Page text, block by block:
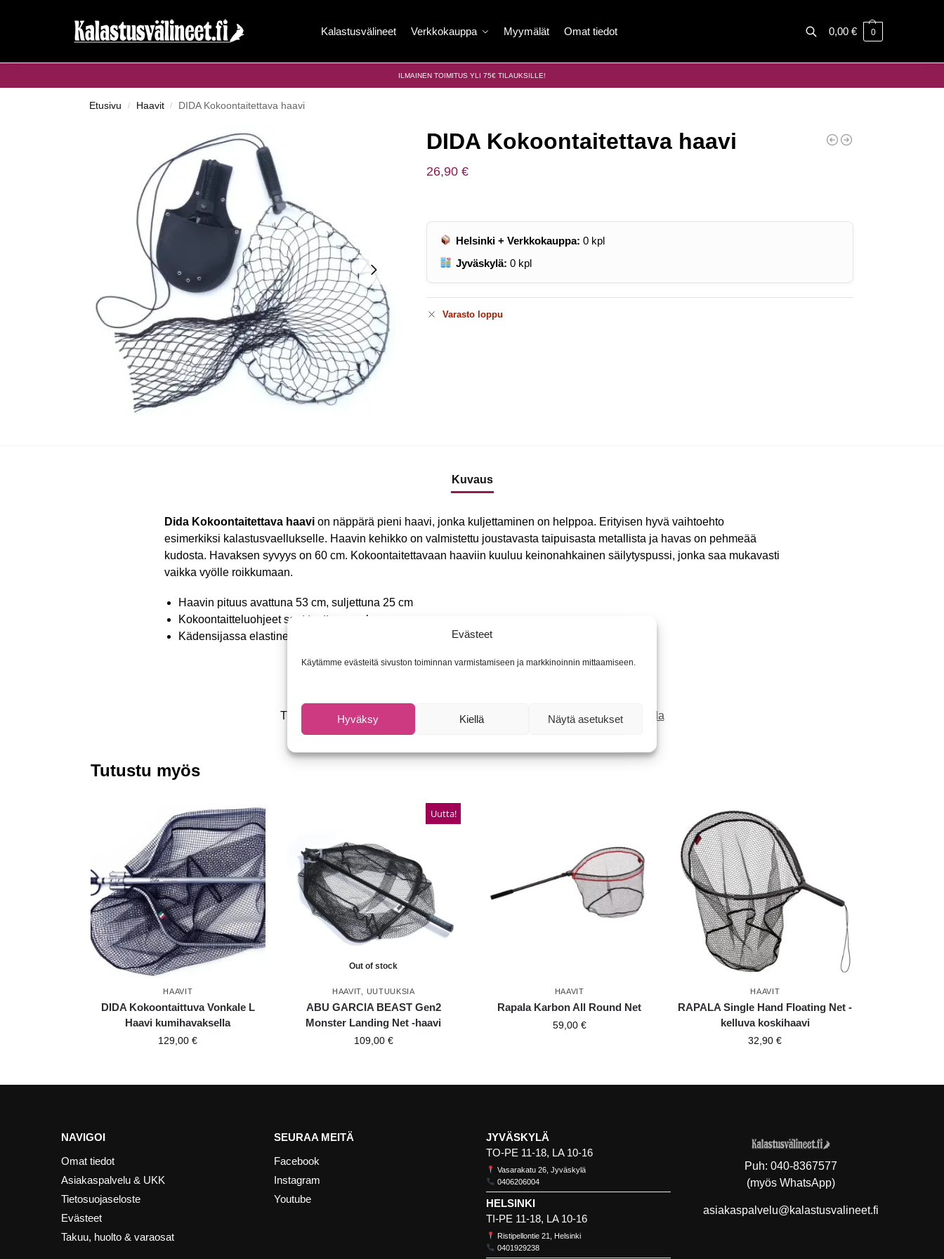
Evästeet
Käytämme evästeitä sivuston toiminnan varmistamiseen ja markkinoinnin mittaamiseen.
Hyväksy Kiellä Näytä asetukset
Kalastusvälineet Verkkokauppa Myymälät Omat tiedot 0,00 € 0
ILMAINEN TOIMITUS YLI 75€ TILAUKSILLE!
Etusivu / Haavit / DIDA Kokoontaitettava haavi
DIDA Kokoontaitettava haavi
26,90 €
Helsinki + Verkkokauppa: 0 kpl
Jyväskylä: 0 kpl
Varasto loppu
Kuvaus
Dida Kokoontaitettava haavion näppärä pieni haavi, jonka kuljettaminen on helppoa. Erityisen hyvä vaihtoehto
esimerkiksi kalastusvaellukselle. Haavin kehikko on valmistettu joustavasta taipuisasta metallista ja havas on pehmeää
kudosta. Havaksen syvyys on 60 cm. Kokoontaitettavaan haaviin kuuluu keinonahkainen säilytyspussi, jonka saa mukavasti
vaikka vyölle roikkumaan.
Haavin pituus avattuna 53 cm, suljettuna 25 cm
Kokoontaitteluohjeet saat tuotteen mukana
Kädensijassa elastinen naru
Tuotetunnus (SKU): 6430010611011 Osasto: Haavit Tuotemerkki: Dida
Tutustu myös
HAAVIT
DIDA Kokoontaittuva Vonkale L
Haavi kumihavaksella
129,00€
Out of stock
Uutta!
HAAVIT UUTUUKSIA
ABU GARCIA BEAST Gen2
Monster Landing Net -haavi
109,00 €
HAAVIT
Rapala Karbon All Round Net
59,00 €
HAAVIT
RAPALA Single Hand Floating Net -
kelluva koskihaavi
32,90€
NAVIGOI
Omat tiedot
Asiakaspalvelu & UKK
Tietosuojaseloste
Evästeet
Takuu, huolto & varaosat
SEURAA MEITÄ
Facebook
Instagram
Youtube
JYVÄSKYLÄ
TO-PE 11-18, LA 10-16
Vasarakatu 26, Jyväskylä
0406206004
HELSINKI
TI-PE 11-18, LA 10-16
Ristipellontie 21, Helsinki
0401929238
Puh: 040-8367577
(myös WhatsApp)
asiakaspalvelu@kalastusvalineet.fi